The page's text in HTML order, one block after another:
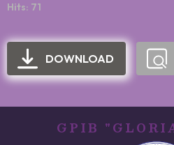
Hits: 71
DOWNLOAD
GPIB